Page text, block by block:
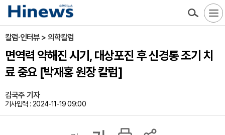
칼럼·인터뷰 > 의학칼럼
면역력 약해진 시기, 대상포진 후 신경통 조기 치
료 중요 [박재홍 원장 칼럼]
김국주 기자
기사입력 : 2024-11-19 09:00